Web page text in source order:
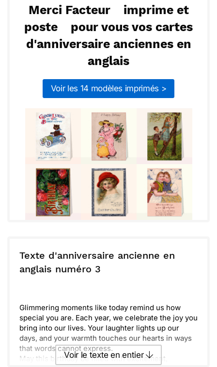
Merci Facteur
imprime et
poste
pour vous vos cartes
d'anniversaire anciennes en
anglais
Voir les 14 modèles imprimés >
Texte d'anniversaire ancienne en
anglais numéro 3
Glimmering moments like today remind us how
special you are. Each year, we celebrate the joy you
bring into our lives. Your laughter lights up our
days, and your warmth touches our hearts in ways
that words cannot express.
May this birthday be filled with excitement,
Voir le texte en entier